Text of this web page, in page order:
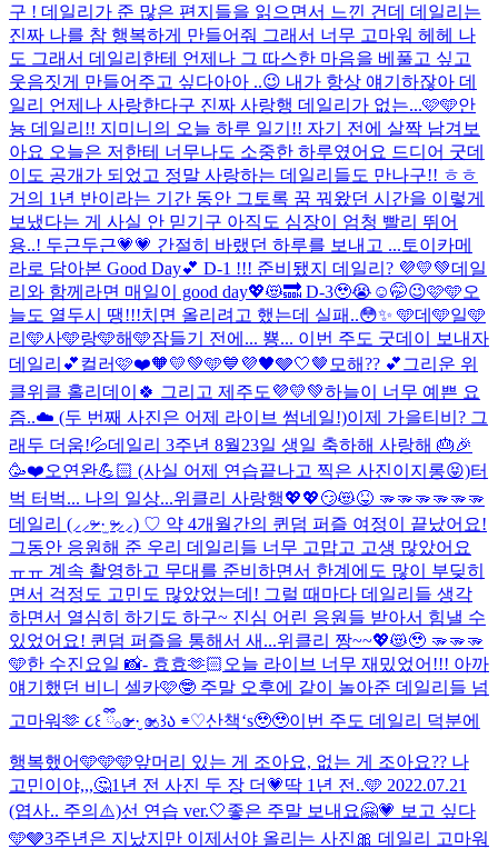
구 ! 데일리가 준 많은 편지들을 읽으면서 느낀 건데 데일리는
진짜 나를 참 행복하게 만들어줘 그래서 너무 고마워 헤헤 나
도 그래서 데일리한테 언제나 그 따스한 마음을 베풀고 싶고
웃음짓게 만들어주고 싶다아아 ..😉 내가 항상 얘기하잖아 데
일리 언제나 사랑한다구 진짜 사랑행 데일리가 없는...🩷🩵안
뇽 데일리!! 지미니의 오늘 하루 일기!! 자기 전에 살짝 남겨보
아요 오늘은 저한테 너무나도 소중한 하루였어요 드디어 굿데
이도 공개가 되었고 정말 사랑하는 데일리들도 만나구!! ㅎㅎ
거의 1년 반이라는 기간 동안 그토록 꿈 꿔왔던 시간을 이렇게
보냈다는 게 사실 안 믿기구 아직도 심장이 엄청 빨리 뛰어
용..! 두근두근💗💗 간절히 바랬던 하루를 보내고 ... 토이카메
라로 담아본 Good Day💕 D-1 !!! 준비됐지 데일리? 💜💛💚데일
리와 함께라면 매일이 good day💖😻🔜 D-3🥹😭☺️🤭😉🩷🩵오
늘도 열두시 땡!!!치면 올리려고 했는데 실패..😳✨ 🩵데🩵일🩵
리🩵사🩵랑🩵해🩵잠들기 전에... 뿅... 이번 주도 굿데이 보내자
데일리💕컬러🩷❤️🧡💛💚🩵💙💜🖤🩶🤍🤎 모해?? 💕 그리운 위
클위클 홀리데이🍀 그리고 제주도💜💛💚하늘이 너무 예쁜 요
즘..☁️ (두 번째 사진은 어제 라이브 썸네일!)이제 가을티비? 그
래두 더움!💦데일리 3주년 8월23일 생일 축하해 사랑해 🎂🎉
🥳❤️오연완💪🏻 (사실 어제 연습끝나고 찍은 사진이지롱😝)터
벅 터벅... 나의 일상...위클리 사랑행💖💖😏😻😝 🫳🫳🫳🫳🫳🫳
데일리 (⸝⸝ᵒ̴̶̷ ·̫ ᵒ̴̶̷⸝⸝) ♡ 약 4개월간의 퀸덤 퍼즐 여정이 끝났어요!
그동안 응원해 준 우리 데일리들 너무 고맙고 고생 많았어요
ㅠㅠ 계속 촬영하고 무대를 준비하면서 한계에도 많이 부딪히
면서 걱정도 고민도 많았었는데! 그럴 때마다 데일리들 생각
하면서 열심히 하기도 하구~ 진심 어린 응원들 받아서 힘낼 수
있었어요! 퀸덤 퍼즐을 통해서 새...위클리 짱~~💖😻🥹 🫳🫳🫳
🩵한 수진요일 📸- 효효🫶🏻 오늘 라이브 너무 재밌었어!!! 아까
얘기했던 비니 셀카🩷🤓 주말 오후에 같이 놀아준 데일리들 넘
고마워🫶 ૮꒰ ྀི𓂂ɞ̴̶̷ ·̮ ɞ̴̶̷𓂂꒱ა ⌯♡산책‘s🥹🥹이번 주도 데일리 덕분에
행복했어🩵🩵🩵앞머리 있는 게 조아요, 없는 게 조아요?? 나
고민이야,,,🤔1년 전 사진 두 장 더💗딱 1년 전..🩵 2022.07.21
(엽사.. 주의⚠️)선 연습 ver.🤍좋은 주말 보내요🤗💗 보고 싶다
🩵🩶3주년은 지났지만 이제서야 올리는 사진🎀 데일리 고마워